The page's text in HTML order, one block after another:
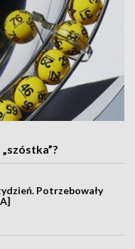
Potrzebowały